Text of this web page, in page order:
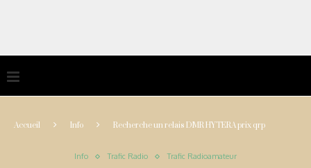
Accueil Info Recherche un relais DMR HYTERA prix qrp
Info Trafic Radio Trafic Radioamateur